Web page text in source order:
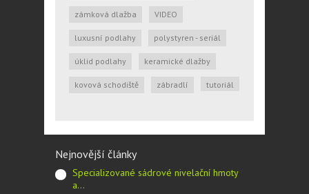
zámková dlažba VIDEO
luxusní podlahy polystyren - seriál
úklid podlahy keramické dlažby
kovová schodiště zábradlí tutoriál
Nejnovější články
Specializované sádrové nivelační hmoty
a…